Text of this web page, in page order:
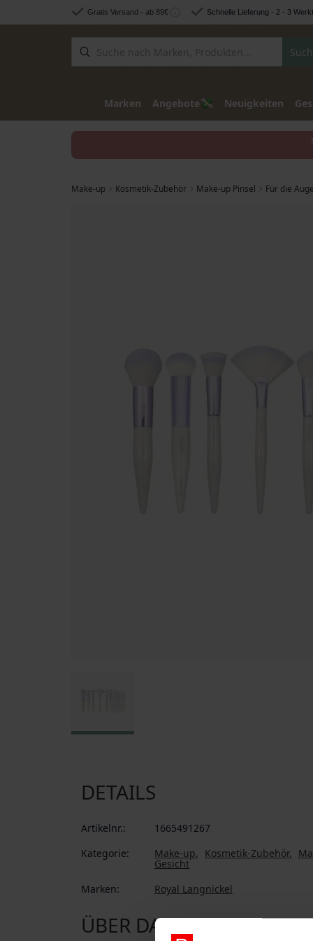
Zum Inhalt springenGratis Versand - ab 89€ Schnelle Lieferung - 2 - 3
Marken Angebote💸 Neuigkeiten
Make-up Kosmetik-Zubehör Make-up Pinsel Für die
DETAILS
Artikelnr.:
1665491267
Kategorie:
Make-up Kosmetik-Zubehör
Gesicht
Marken:
Royal Langnickel
ÜBER DAS PRODUKT